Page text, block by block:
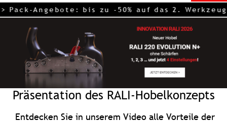
Angebote: bis zu -50% auf das 2. Werkzeug –
Präsentation des RALI-Hobelkonzepts
Entdecken Sie in unserem Video alle Vorteile der